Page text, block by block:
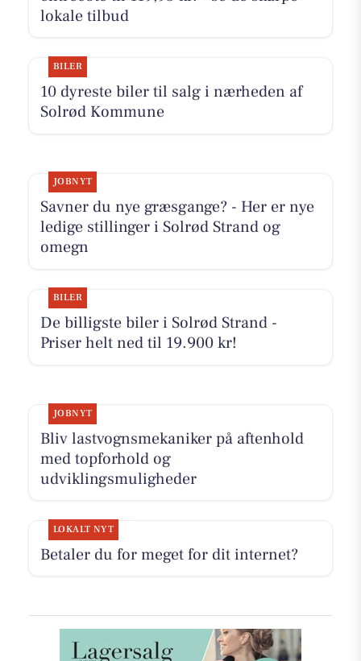
lokale tilbud
BILER
10 dyreste biler til salg i nærheden af
Solrød Kommune
JOBNYT
Savner du nye græsgange? - Her er nye
ledige stillinger i Solrød Strand og
omegn
BILER
De billigste biler i Solrød Strand -
Priser helt ned til 19.900 kr!
JOBNYT
Bliv lastvognsmekaniker på aftenhold
med topforhold og
udviklingsmuligheder
LOKALT NYT
Betaler du for meget for dit internet?